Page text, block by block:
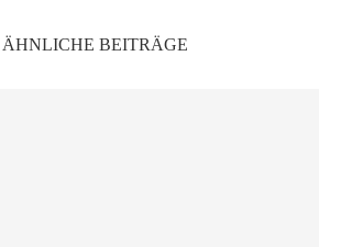
ÄHNLICHE BEITRÄGE